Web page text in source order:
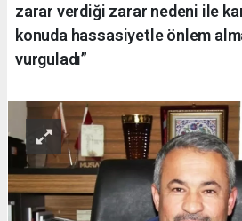
zarar verdiği zarar nedeni ile
konuda hassasiyetle önlem
vurguladı”